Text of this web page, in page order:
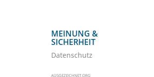
MEINUNG &
SICHERHEIT
Datenschutz
AUSGEZEICHNET.ORG